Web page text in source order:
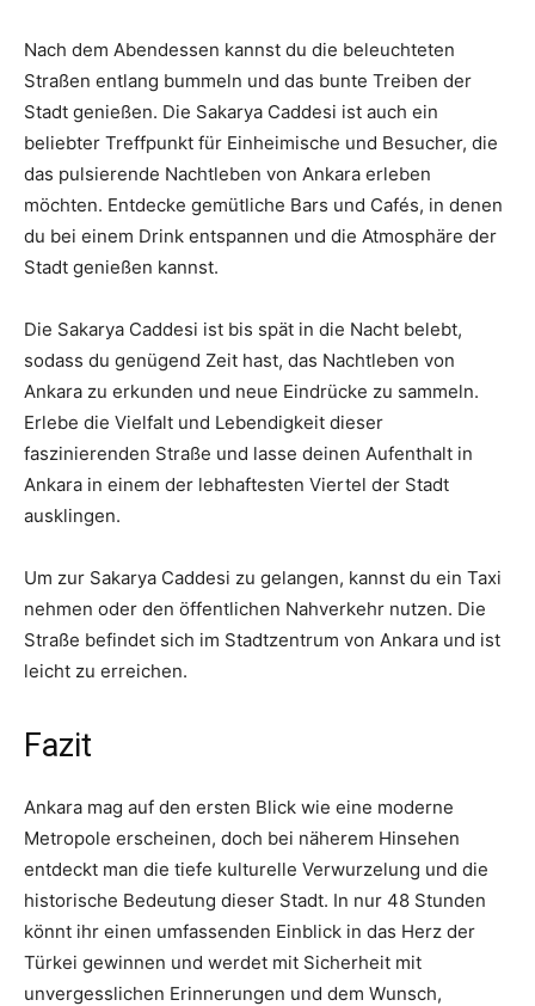
Nach dem Abendessen kannst du die beleuchteten
Straßen entlang bummeln und das bunte Treiben der
Stadt genießen. Die Sakarya Caddesi ist auch ein
beliebter Treffpunkt für Einheimische und Besucher, die
das pulsierende Nachtleben von Ankara erleben
möchten. Entdecke gemütliche Bars und Cafés, in denen
du bei einem Drink entspannen und die Atmosphäre der
Stadt genießen kannst.
Die Sakarya Caddesi ist bis spät in die Nacht belebt,
sodass du genügend Zeit hast, das Nachtleben von
Ankara zu erkunden und neue Eindrücke zu sammeln.
Erlebe die Vielfalt und Lebendigkeit dieser
faszinierenden Straße und lasse deinen Aufenthalt in
Ankara in einem der lebhaftesten Viertel der Stadt
ausklingen.
Um zur Sakarya Caddesi zu gelangen, kannst du ein Taxi
nehmen oder den öffentlichen Nahverkehr nutzen. Die
Straße befindet sich im Stadtzentrum von Ankara und ist
leicht zu erreichen.
Fazit
Ankara mag auf den ersten Blick wie eine moderne
Metropole erscheinen, doch bei näherem Hinsehen
entdeckt man die tiefe kulturelle Verwurzelung und die
historische Bedeutung dieser Stadt. In nur 48 Stunden
könnt ihr einen umfassenden Einblick in das Herz der
Türkei gewinnen und werdet mit Sicherheit mit
unvergesslichen Erinnerungen und dem Wunsch,